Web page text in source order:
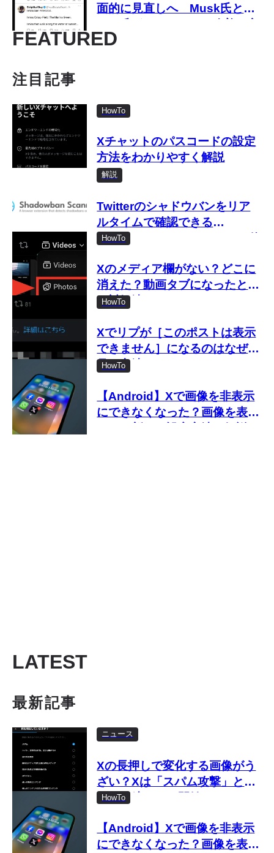
面的に見直しへ Musk氏と
及
FEATURED
注目記事
HowTo
Xチャットのパスコードの設定
方法をわかりやすく解説
解説
Twitterのシャドウバンをリア
ルタイムで確認できる
「Shadowban Scanner」の使
HowTo
Xのメディア欄がない？どこに
消えた？動画タブになったとき
の対処法
HowTo
Xでリプが［このポストは表示
できません］になるのはなぜ？
見る方法は？
HowTo
【Android】Xで画像を非表示
にできなくなった？画像を表示
LATEST
最新記事
ニュース
Xの長押しで変化する画像がう
ざい？Xは「スパム攻撃」とし
て取り締まりを開始
HowTo
【Android】Xで画像を非表示
にできなくなった？画像を表示